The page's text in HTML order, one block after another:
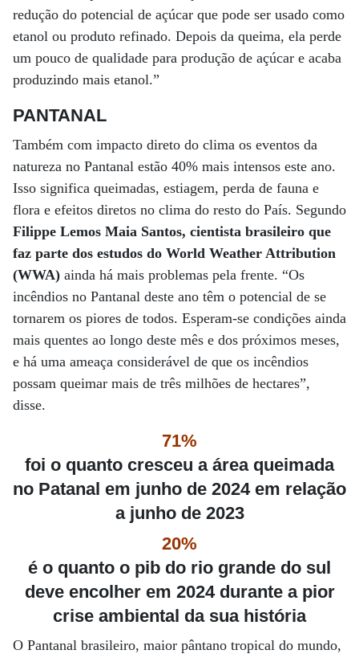
redução do potencial de açúcar que pode ser usado como
etanol ou produto refinado. Depois da queima, ela perde
um pouco de qualidade para produção de açúcar e acaba
produzindo mais etanol.”
PANTANAL
Também com impacto direto do clima os eventos da
natureza no Pantanal estão 40% mais intensos este ano.
Isso significa queimadas, estiagem, perda de fauna e
flora e efeitos diretos no clima do resto do País. Segundo
Filippe Lemos Maia Santos, cientista brasileiro que
faz parte dos estudos do World Weather Attribution
(WWA) ainda há mais problemas pela frente. “Os
incêndios no Pantanal deste ano têm o potencial de se
tornarem os piores de todos. Esperam-se condições ainda
mais quentes ao longo deste mês e dos próximos meses,
e há uma ameaça considerável de que os incêndios
possam queimar mais de três milhões de hectares”,
disse.
71%
foi o quanto cresceu a área queimada
no Patanal em junho de 2024 em relação
a junho de 2023
20%
é o quanto o pib do rio grande do sul
deve encolher em 2024 durante a pior
crise ambiental da sua história
O Pantanal brasileiro, maior pântano tropical do mundo,